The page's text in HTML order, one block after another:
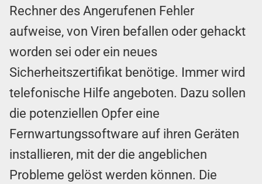
Rechner des Angerufenen Fehler
aufweise, von Viren befallen oder gehackt
worden sei oder ein neues
Sicherheitszertifikat benötige. Immer wird
telefonische Hilfe angeboten. Dazu sollen
die potenziellen Opfer eine
Fernwartungssoftware auf ihren Geräten
installieren, mit der die angeblichen
Probleme gelöst werden können. Die